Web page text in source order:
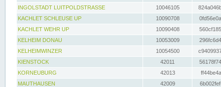
INGOLSTADT LUITPOLDSTRASSE
10046105
KACHLET SCHLEUSE UP
10090708
KACHLET WEHR UP
10090408
KELHEIM DONAU
10053009
KELHEIMWINZER
10054500
KIENSTOCK
42011
KORNEUBURG
42013
MAUTHAUSEN
42009